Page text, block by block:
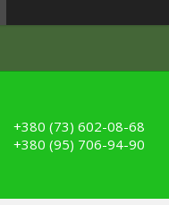
+380 (73) 602-08-68
+380 (95) 706-94-90